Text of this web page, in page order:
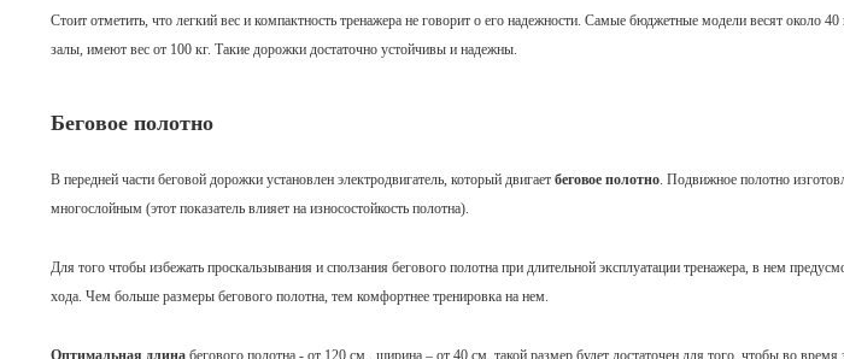
Стоит отметить, что легкий вес и компактность тренажера не говорит о его надежности. Самые бюджетные модели весят около
залы, имеют вес от 100 кг. Такие дорожки достаточно устойчивы и надежны.
Беговое полотно
В передней части беговой дорожки установлен электродвигатель, который двигает беговое полотно. Подвижное полотно
многослойным (этот показатель влияет на износостойкость полотна).
Для того чтобы избежать проскальзывания и сползания бегового полотна при длительной эксплуатации тренажера, в нем
хода. Чем больше размеры бегового полотна, тем комфортнее тренировка на нем.
Оптимальная длина бегового полотна - от 120 см., ширина – от 40 см. такой размер будет достаточен для того, чтобы во время